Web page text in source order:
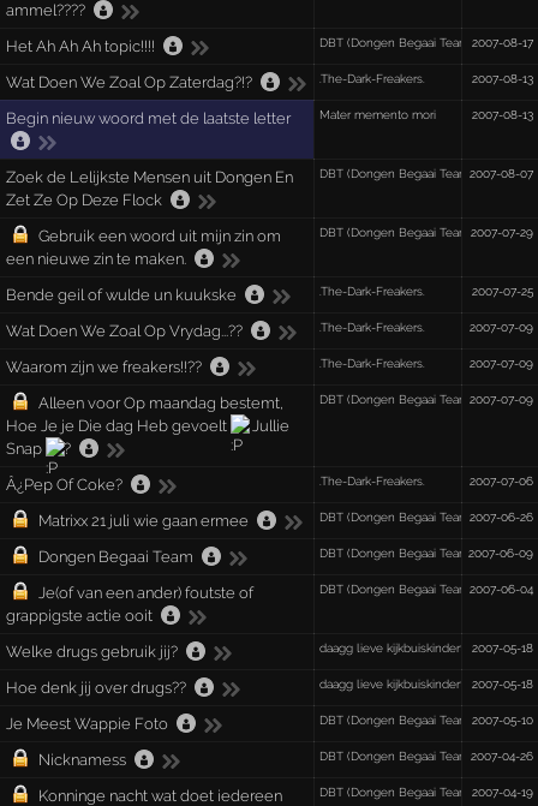
ammel????
Het Ah Ah Ah topic!!!! DBT (Dongen Begaai Team) OBT2007-08-17
Wat Doen We Zoal Op Zaterdag?!? .The-Dark-Freakers. 2007-08-13
Begin nieuw woord met de laatste letter Mater memento mori 2007-08-13
Zoek de Lelijkste Mensen uit Dongen En
Zet Ze Op Deze Flock
DBT (Dongen Begaai Team) OBT2007-08-07
Gebruik een woord uit mijn zin om
een nieuwe zin te maken.
DBT (Dongen Begaai Team) OBT2007-07-29
Bende geil of wulde un kuukske .The-Dark-Freakers. 2007-07-25
Wat Doen We Zoal Op Vrydag...?? .The-Dark-Freakers. 2007-07-09
Waarom zijn we freakers!!?? .The-Dark-Freakers. 2007-07-09
Alleen voor Op maandag bestemt,
Hoe Je je Die dag Heb gevoelt
Jullie
Snap
?
DBT (Dongen Begaai Team) OBT2007-07-09
Â¿Pep Of Coke? .The-Dark-Freakers. 2007-07-06
Matrixx 21 juli wie gaan ermee DBT (Dongen Begaai Team) OBT2007-06-26
Dongen Begaai Team DBT (Dongen Begaai Team) OBT2007-06-09
Je(of van een ander) foutste of
grappigste actie ooit
DBT (Dongen Begaai Team) OBT2007-06-04
Welke drugs gebruik jij? daagg lieve kijkbuiskindertjes2007-05-18
Hoe denk jij over drugs?? daagg lieve kijkbuiskindertjes2007-05-18
Je Meest Wappie Foto DBT (Dongen Begaai Team) OBT2007-05-10
Nicknamess DBT (Dongen Begaai Team) OBT2007-04-26
Konninge nacht wat doet iedereen DBT (Dongen Begaai Team) OBT2007-04-19